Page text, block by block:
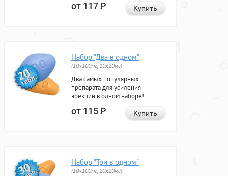
от 117Р Купить
Набор "Два в одном"
(10x100мг, 10x20мг)
Два самых популярных
препарата для усиления
эрекции в одном наборе!
от 115Р Купить
Набор "Три в одном"
(10x100мг, 20x20мг)